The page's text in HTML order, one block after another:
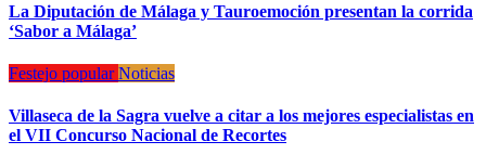
La Diputación de Málaga y Tauroemoción presentan la corrida
‘Sabor a Málaga’
Festejo popularNoticias
Villaseca de la Sagra vuelve a citar a los mejores especialistas en
el VII Concurso Nacional de Recortes